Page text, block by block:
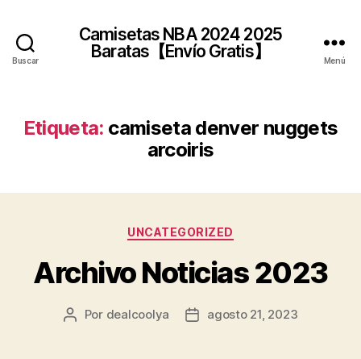
Buscar
Camisetas NBA 2024 2025
Baratas【Envío Gratis】
Menú
Etiqueta: camiseta denver nuggets
arcoiris
Categorías
UNCATEGORIZED
Archivo Noticias 2023
Autor
Por dealcoolya
Fechaagosto 21, 2023